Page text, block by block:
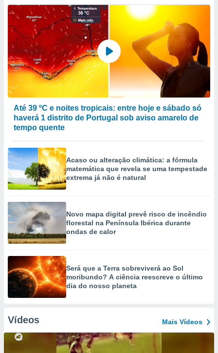
Até 39 ºC e noites tropicais: entre hoje e sábado só
haverá 1 distrito de Portugal sob aviso amarelo de
tempo quente
Acaso ou alteração climática: a fórmula
matemática que revela se uma tempestade
extrema já não é natural
Novo mapa digital prevê risco de incêndio
florestal na Península Ibérica durante
ondas de calor
Será que a Terra sobreviverá ao Sol
moribundo? A ciência reescreve o último
dia do nosso planeta
Vídeos Mais Vídeos